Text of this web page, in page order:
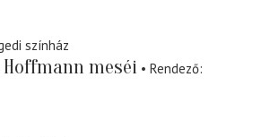
színház
Hoffmann meséi
Rendező